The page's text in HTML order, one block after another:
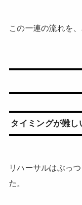
この一連の流れを
タイミングが難し
リハーサルはぶっ
た。